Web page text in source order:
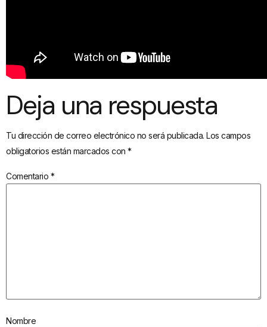
Deja una respuesta
Tu dirección de correo electrónico no será publicada. Los campos
obligatorios están marcados con *
Comentario *
Nombre